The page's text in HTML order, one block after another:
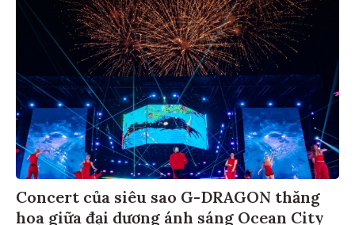
Concert của siêu sao G-DRAGON thăng
hoa giữa đại dương ánh sáng Ocean City